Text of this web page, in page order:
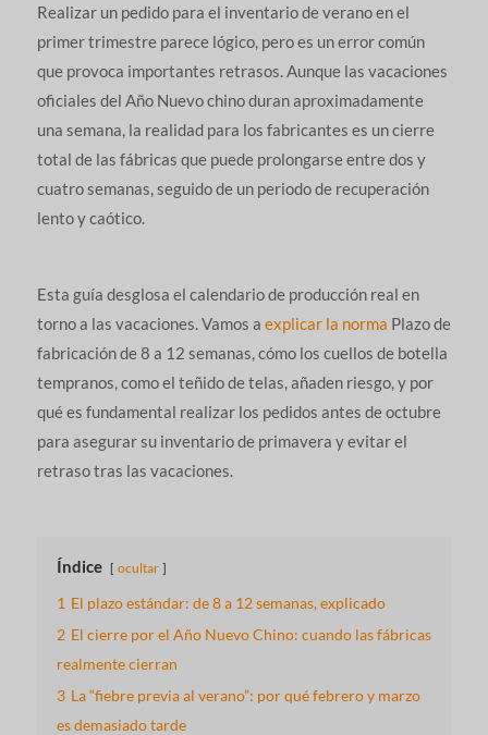
Realizar un pedido para el inventario de verano en el
primer trimestre parece lógico, pero es un error común
que provoca importantes retrasos. Aunque las vacaciones
oficiales del Año Nuevo chino duran aproximadamente
una semana, la realidad para los fabricantes es un cierre
total de las fábricas que puede prolongarse entre dos y
cuatro semanas, seguido de un periodo de recuperación
lento y caótico.
Esta guía desglosa el calendario de producción real en
torno a las vacaciones. Vamos a explicar la norma Plazo de
fabricación de 8 a 12 semanas, cómo los cuellos de botella
tempranos, como el teñido de telas, añaden riesgo, y por
qué es fundamental realizar los pedidos antes de octubre
para asegurar su inventario de primavera y evitar el
retraso tras las vacaciones.
Índice ocultar
1 El plazo estándar: de 8 a 12 semanas, explicado
2 El cierre por el Año Nuevo Chino: cuando las fábricas
realmente cierran
3 La “fiebre previa al verano”: por qué febrero y marzo
es demasiado tarde